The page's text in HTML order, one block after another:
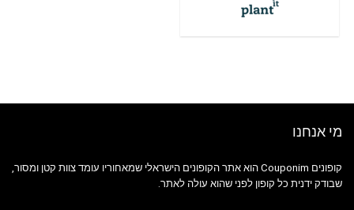
מי אנחנו
קופונים Couponim הוא אתר הקופונים הישראלי שמאחוריו עומד צוות קטן ומסור,
שבודק ידנית כל קופון לפני שהוא עולה לאתר.